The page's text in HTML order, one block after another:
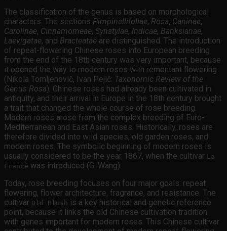
The classification of the genus is based on morphological
characters. The sections Pimpinellifoliae, Rosa, Caninae,
Carolinae, Cinnamomeae, Synstylae, Indicae, Banksianae,
Laevigatae, and Bracteatae are distinguished. The introduction
of repeat-flowering Chinese roses into European breeding
from the end of the 18th century was very important, because
it opened the way to modern roses with remontant flowering
(Nikola Tomljenovič, Ivan Pejič: Taxonomic Review of the
Genus Rosa). Chinese roses had already been cultivated in
antiquity, and their arrival in Europe in the 18th century brought
a trait that changed the whole course of rose breeding.
Modern roses arose from the complex breeding of Euro-
Mediterranean and East Asian roses. Historically, roses are
therefore divided into wild species, old garden roses, and
modern roses. The symbolic beginning of modern roses is
usually considered to be the year 1867, when the cultivar La
France was introduced (G. Wang).
Today, rose breeding focuses on four major goals: repeat
flowering, flower architecture, fragrance, and resistance. The
cultivar Old Blush is a key historical and genetic reference
point, because it links the old Chinese cultivation tradition
with genes important for modern roses. This Chinese cultivar